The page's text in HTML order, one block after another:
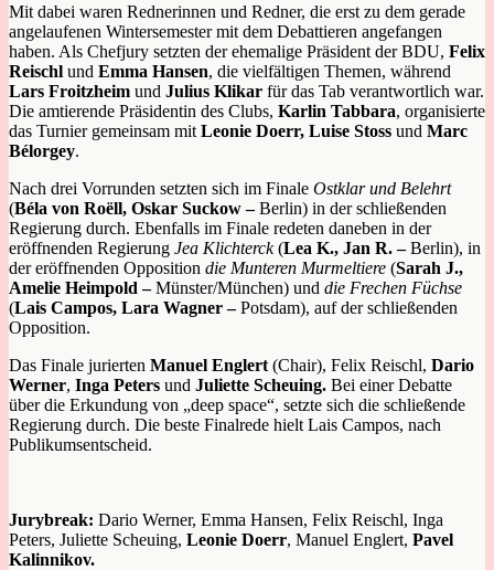
Mit dabei waren Rednerinnen und Redner, die erst zu dem gerade
angelaufenen Wintersemester mit dem Debattieren angefangen
haben. Als Chefjury setzten der ehemalige Präsident der BDU, Felix
Reischl und Emma Hansen, die vielfältigen Themen, während
Lars Froitzheim und Julius Klikar für das Tab verantwortlich war.
Die amtierende Präsidentin des Clubs, Karlin Tabbara, organisierte
das Turnier gemeinsam mit Leonie Doerr, Luise Stoss und Marc
Bélorgey.
Nach drei Vorrunden setzten sich im Finale Ostklar und Belehrt
(Béla von Roëll, Oskar Suckow –Berlin) in der schließenden
Regierung durch. Ebenfalls im Finale redeten daneben in der
eröffnenden Regierung Jea Klichterck(Lea K., Jan R. –Berlin), in
der eröffnenden Opposition die Munteren Murmeltiere (Sarah J.,
Amelie Heimpold –Münster/München) und die Frechen Füchse
(Lais Campos, Lara Wagner –Potsdam), auf der schließenden
Opposition.
Das Finale jurierten Manuel Englert (Chair), Felix Reischl, Dario
Werner, Inga Peters und Juliette Scheuing. Bei einer Debatte
über die Erkundung von „deep space“, setzte sich die schließende
Regierung durch. Die beste Finalrede hielt Lais Campos, nach
Publikumsentscheid.
Jurybreak: Dario Werner, Emma Hansen, Felix Reischl, Inga
Peters, Juliette Scheuing, Leonie Doerr, Manuel Englert, Pavel
Kalinnikov.